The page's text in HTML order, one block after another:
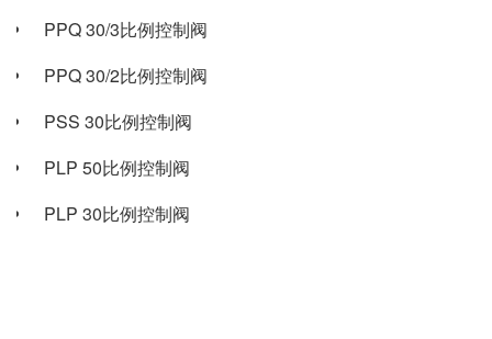
PPQ 30/3比例控制阀
PPQ 30/2比例控制阀
PSS 30比例控制阀
PLP 50比例控制阀
PLP 30比例控制阀